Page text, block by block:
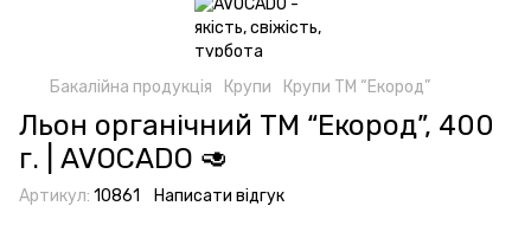
Бакалійна продукція Крупи Крупи ТМ “Екород”
Льон органічний ТМ “Екород”, 400
г. | AVOCADO 🥑
Артикул: 10861 Написати відгук